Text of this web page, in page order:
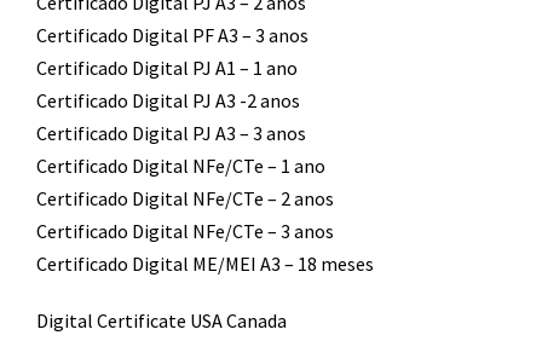
Certificado Digital PF A3 – 3 anos
Certificado Digital PJ A1 – 1 ano
Certificado Digital PJ A3 -2 anos
Certificado Digital PJ A3 – 3 anos
Certificado Digital NFe/CTe – 1 ano
Certificado Digital NFe/CTe – 2 anos
Certificado Digital NFe/CTe – 3 anos
Certificado Digital ME/MEI A3 – 18 meses
Digital Certificate USA Canada